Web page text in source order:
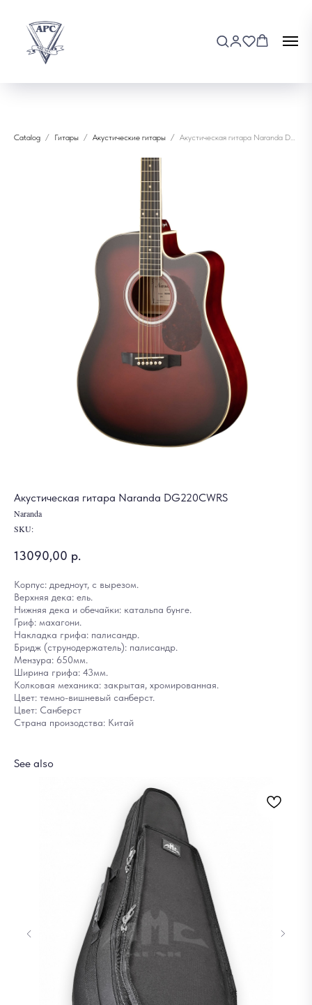
Catalog Гитары Акустические гитары Акустическая гитара Naranda DG220CWRS
Акустическая гитара Naranda DG220CWRS
Naranda
SKU:
13090,00 р.
Корпус: дредноут, с вырезом.
Верхняя дека: ель.
Нижняя дека и обечайки: катальпа бунге.
Гриф: махагони.
Накладка грифа: палисандр.
Бридж (струнодержатель): палисандр.
Мензура: 650мм.
Ширина грифа: 43мм.
Колковая механика: закрытая, хромированная.
Цвет: темно-вишневый санберст.
Цвет: Санберст
Страна произодства: Китай
See also